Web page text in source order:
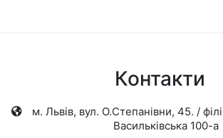
Контакти
м. Львів, вул. О.Степанівни, 45. /
Васильківська 100-а